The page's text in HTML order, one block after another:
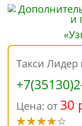
Такси Лидер
Цена: от 30